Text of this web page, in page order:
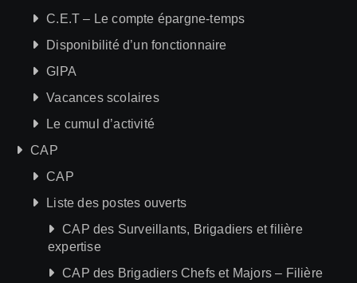
C.E.T – Le compte épargne-temps
Disponibilité d’un fonctionnaire
GIPA
Vacances scolaires
Le cumul d’activité
CAP
CAP
Liste des postes ouverts
CAP des Surveillants, Brigadiers et filière
expertise
CAP des Brigadiers Chefs et Majors – Filière